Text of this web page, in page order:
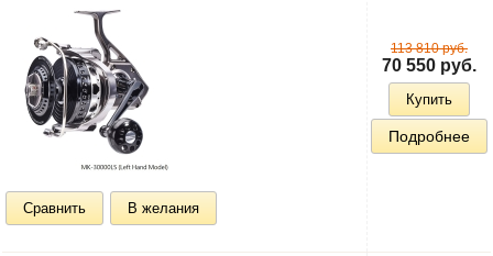
Сравнить В желания
113 810 руб.
70 550 руб.
Купить
Подробнее